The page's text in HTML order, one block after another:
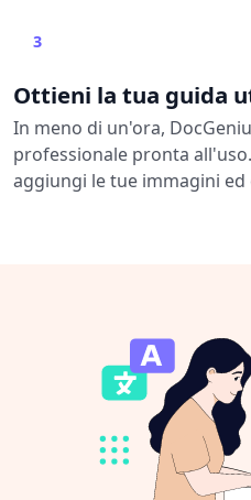
3
Ottieni la tua guida
In meno di un'ora,
professionale pronta
aggiungi le tue immagini ed